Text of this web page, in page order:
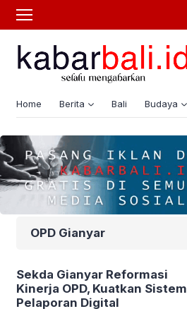
Home Berita Bali Budaya
OPD Gianyar
Sekda Gianyar Reformasi
Kinerja OPD, Kuatkan Sistem
Pelaporan Digital